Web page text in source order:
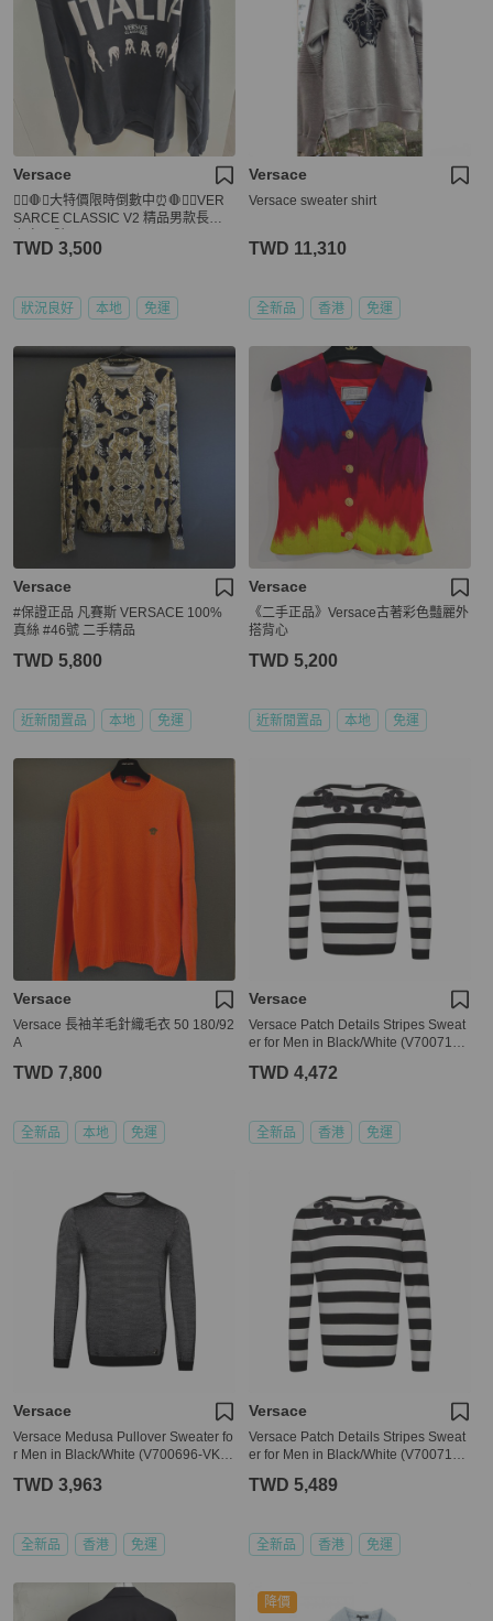
Versace
💁‍♂️🛑⏰大特價限時倒數中⏰🛑💁‍♂️VER
SARCE CLASSIC V2 精品男款長䄂
TWD 3,500
狀況良好 本地 免運
Versace
Versace sweater shirt
TWD 11,310
全新品 香港 免運
Versace
#保證正品 凡賽斯 VERSACE 100%
真絲 #46號 二手精品
TWD 5,800
近新閒置品 本地 免運
Versace
《二手正品》Versace古著彩色豔麗外
搭背心
TWD 5,200
近新閒置品 本地 免運
Versace
Versace 長袖羊毛針織毛衣 50 180/92
A
TWD 7,800
全新品 本地 免運
Versace
Versace Patch Details Stripes Sweat
er for Men in Black/White (V700715-
TWD 4,472
全新品 香港 免運
Versace
Versace Medusa Pullover Sweater fo
r Men in Black/White (V700696-VK0
TWD 3,963
全新品 香港 免運
Versace
Versace Patch Details Stripes Sweat
er for Men in Black/White (V700715-
TWD 5,489
全新品 香港 免運
降價